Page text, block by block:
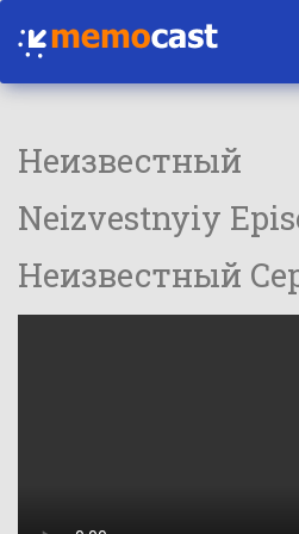
Неизвестный
Neizvestnyiy
Неизвестный